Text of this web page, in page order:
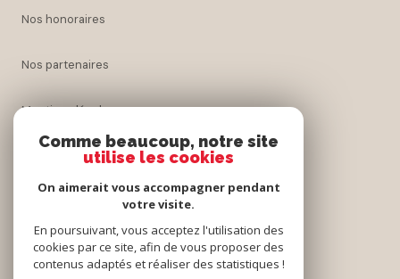
nos honoraires
nos partenaires
mentions légales
cookies
Comme beaucoup, notre site
utilise les cookies
On aimerait vous accompagner pendant
votre visite.
En poursuivant, vous acceptez l'utilisation des
cookies par ce site, afin de vous proposer des
contenus adaptés et réaliser des statistiques !